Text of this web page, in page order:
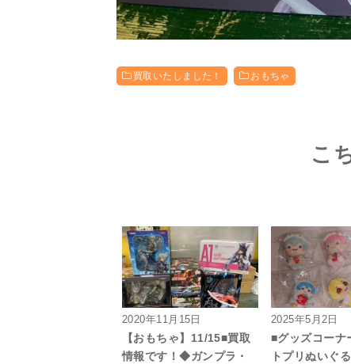
買取いたしました！ おもちゃ
こ
2020年11月15日
【おもちゃ】11/15■買取
情報です！◆ガンプラ・
2025年5月2日
■グッズコー
トプリぬいぐ